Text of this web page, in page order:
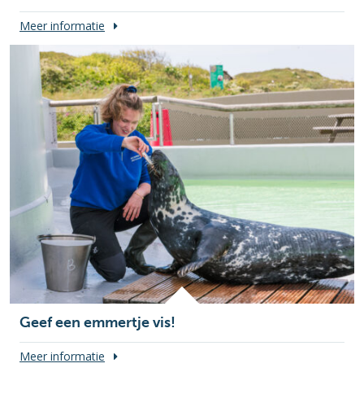
Meer informatie
Geef een emmertje vis!
Meer informatie